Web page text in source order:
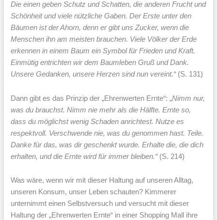
Die einen geben Schutz und Schatten, die anderen Frucht und
Schönheit und viele nützliche Gaben. Der Erste unter den
Bäumen ist der Ahorn, denn er gibt uns Zucker, wenn die
Menschen ihn am meisten brauchen. Viele Völker der Erde
erkennen in einem Baum ein Symbol für Frieden und Kraft.
Einmütig entrichten wir dem Baumleben Gruß und Dank.
Unsere Gedanken, unsere Herzen sind nun vereint.“(S. 131)
Dann gibt es das Prinzip der „Ehrenwerten Ernte“: „Nimm nur,
was du brauchst. Nimm nie mehr als die Hälfte. Ernte so,
dass du möglichst wenig Schaden anrichtest. Nutze es
respektvoll. Verschwende nie, was du genommen hast. Teile.
Danke für das, was dir geschenkt wurde. Erhalte die, die dich
erhalten, und die Ernte wird für immer bleiben.“(S. 214)
Was wäre, wenn wir mit dieser Haltung auf unseren Alltag,
unseren Konsum, unser Leben schauten? Kimmerer
unternimmt einen Selbstversuch und versucht mit dieser
Haltung der „Ehrenwerten Ernte“ in einer Shopping Mall ihre